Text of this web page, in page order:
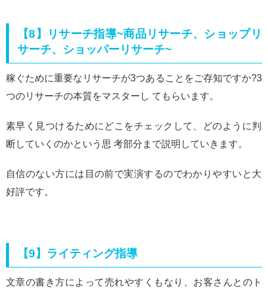
【8】リサーチ指導~商品リサーチ、ショップリ
サーチ、ショッパーリサーチ~
稼ぐために重要なリサーチが3つあることをご存知ですか?3
つのリサーチの本質をマスターし てもらいます。
素早く見つけるためにどこをチェックして、どのように判
断していくのかという思 考部分まで説明していきます。
自信のない方には目の前で実演するのでわかりやすいと大
好評です。
【9】ライティング指導
文章の書き方によって売れやすくもなり、お客さんとのト